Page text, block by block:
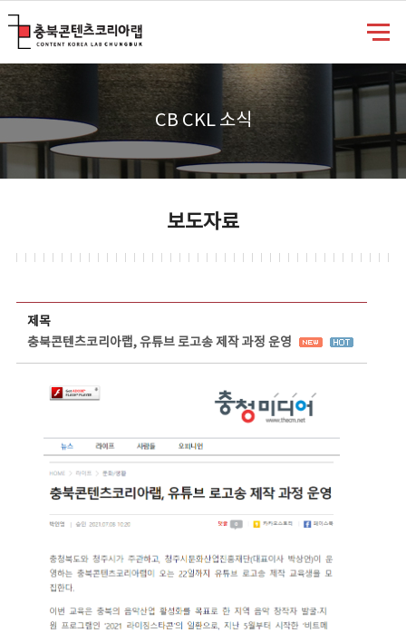
CB CKL 소식
보도자료
제목
충북콘텐츠코리아랩, 유튜브 로고송 제작 과정 운영